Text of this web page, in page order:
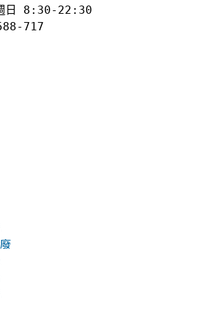
週日 8:30-22:30
717